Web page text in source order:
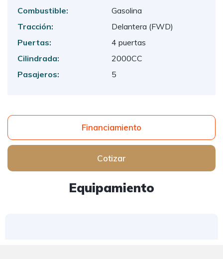
Combustible:
Gasolina
Tracción:
Delantera (FWD)
Puertas:
4 puertas
Cilindrada:
2000CC
Pasajeros:
5
Financiamiento
Cotizar
Equipamiento